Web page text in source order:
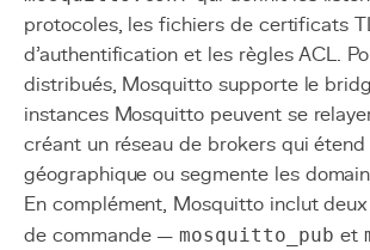
protocoles, les fichiers de certificats
d'authentification et les règles ACL.
distribués, Mosquitto supporte le
instances Mosquitto peuvent se
créant un réseau de brokers qui
géographique ou segmente les
En complément, Mosquitto inclut
de commande —mosquitto_pub et